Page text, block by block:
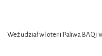
Weź udział w loterii Paliwa BAQ i